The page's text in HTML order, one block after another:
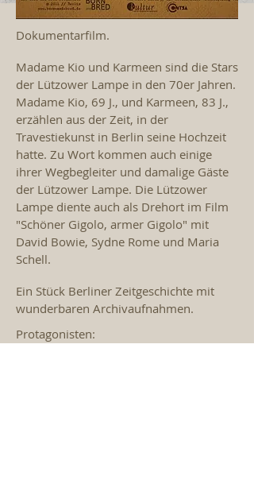
Dokumentarfilm.
Madame Kio und Karmeen sind die Stars
der Lützower Lampe in den 70er Jahren.
Madame Kio, 69 J., und Karmeen, 83 J.,
erzählen aus der Zeit, in der
Travestiekunst in Berlin seine Hochzeit
hatte. Zu Wort kommen auch einige
ihrer Wegbegleiter und damalige Gäste
der Lützower Lampe. Die Lützower
Lampe diente auch als Drehort im Film
"Schöner Gigolo, armer Gigolo" mit
David Bowie, Sydne Rome und Maria
Schell.
Ein Stück Berliner Zeitgeschichte mit
wunderbaren Archivaufnahmen.
Protagonisten: